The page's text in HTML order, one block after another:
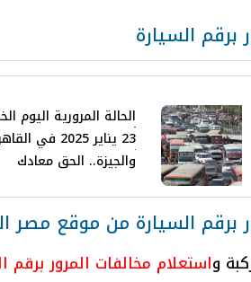
برقم السيارة
الحالة المرورية اليوم
23 يناير 2025 في
والجيزة.. الحق معادك
برقم السيارة من موقع مصر
واستعلام مخالفات المرور برقم